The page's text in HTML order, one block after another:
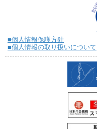
■個人情報保護方針
■個人情報の取り扱いについて